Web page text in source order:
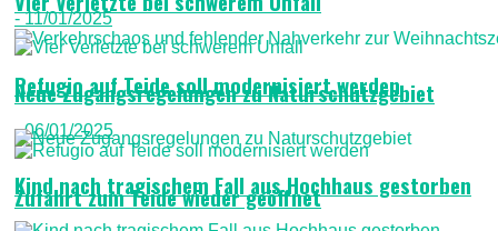
- 11/01/2025
Refugio auf Teide soll modernisiert werden
- 06/01/2025
Zufahrt zum Teide wieder geöffnet
Neue Zugangsregelungen zu Naturschutzgebiet
Kind nach tragischem Fall aus Hochhaus gestorben